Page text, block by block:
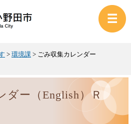
> 環境課 > ごみ収集カレンダー
ダー（English）Ｒ